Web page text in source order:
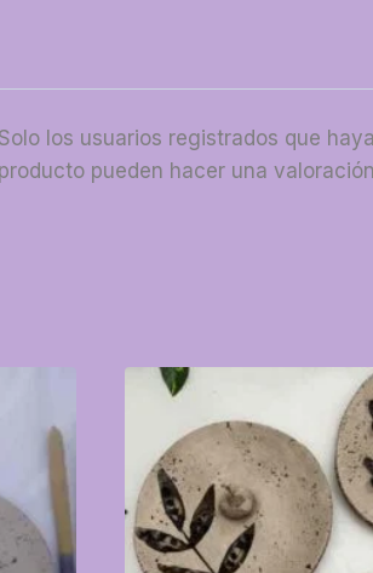
Solo los usuarios registrados que
producto pueden hacer una